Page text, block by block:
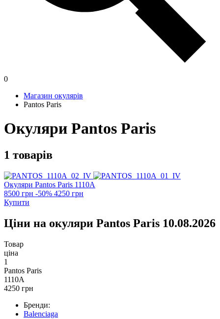
0
Магазин окулярів
Pantos Paris
Окуляри Pantos Paris
1 товарів
Окуляри Pantos Paris 1110A
8500 грн -50% 4250 грн
Купити
Ціни на окуляри Pantos Paris 10.08.2026
Товар
ціна
1
Pantos Paris
1110A
4250 грн
Бренди:
Balenciaga